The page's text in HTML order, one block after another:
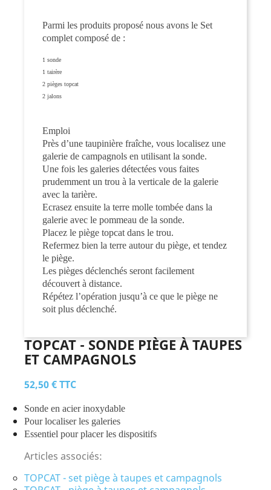
Parmi les produits proposé nous avons le Set
complet composé de :
1 sonde
1 tairère
2 pièges topcat
2 jalons
Emploi
Près d’une taupinière fraîche, vous localisez une
galerie de campagnols en utilisant la sonde.
Une fois les galeries détectées vous faites
prudemment un trou à la verticale de la galerie
avec la tarière.
Ecrasez ensuite la terre molle tombée dans la
galerie avec le pommeau de la sonde.
Placez le piège topcat dans le trou.
Refermez bien la terre autour du piège, et tendez
le piège.
Les pièges déclenchés seront facilement
découvert à distance.
Répétez l’opération jusqu’à ce que le piège ne
soit plus déclenché.
TOPCAT - SONDE PIÈGE À TAUPES
ET CAMPAGNOLS
52,50 €TTC
Sonde en acier inoxydable
Pour localiser les galeries
Essentiel pour placer les dispositifs
Articles associés:
TOPCAT - set piège à taupes et campagnols